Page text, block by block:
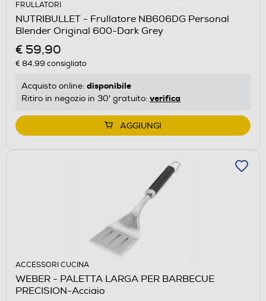
FRULLATORI
NUTRIBULLET - Frullatore NB606DG Personal
Blender Original 600-Dark Grey
€ 59,90
€ 84,99 consigliato
Acquisto online: disponibile
Ritiro in negozio in 30' gratuito: verifica
AGGIUNGI
ACCESSORI CUCINA
WEBER - PALETTA LARGA PER BARBECUE
PRECISION-Acciaio